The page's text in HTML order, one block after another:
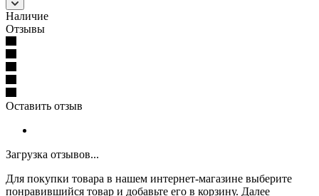
Наличие
Отзывы
Оставить отзыв
Загрузка отзывов...
Для покупки товара в нашем интернет-магазине выберите
понравившийся товар и добавьте его в корзину. Далее